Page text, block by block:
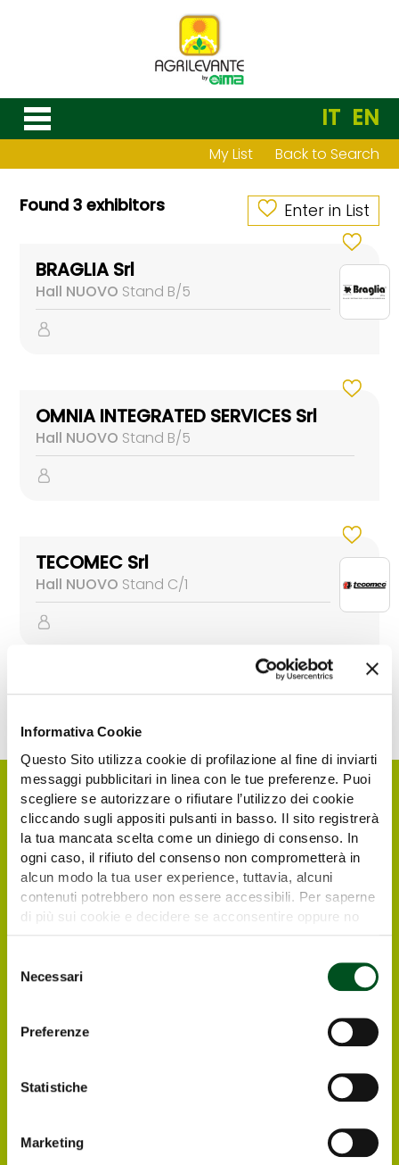
Informativa Cookie
Questo Sito utilizza cookie di profilazione al fine di inviarti
messaggi pubblicitari in linea con le tue preferenze. Puoi
scegliere se autorizzare o rifiutare l’utilizzo dei cookie
cliccando sugli appositi pulsanti in basso. Il sito registrerà
la tua mancata scelta come un diniego di consenso. In
ogni caso, il rifiuto del consenso non comprometterà in
alcun modo la tua user experience, tuttavia, alcuni
contenuti potrebbero non essere accessibili. Per saperne
di più sui cookie e decidere se acconsentire oppure no
delNecessari
Preferenze
Statistiche
Marketing
IT EN
My List Back to Search
Found 3 exhibitors Enter in List
BRAGLIA Srl
Hall NUOVO Stand B/5
OMNIA INTEGRATED SERVICES Srl
Hall NUOVO Stand B/5
TECOMEC Srl
Hall NUOVO Stand C/1
Request your free e-
Italian and foreign visitors and operators
can register directly online, in order to
receive at their email address the free e-